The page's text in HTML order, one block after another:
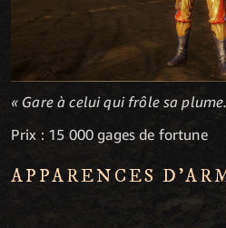
« Gare à celui qui frôle sa
Prix : 15 000 gages de fortune
APPARENCES